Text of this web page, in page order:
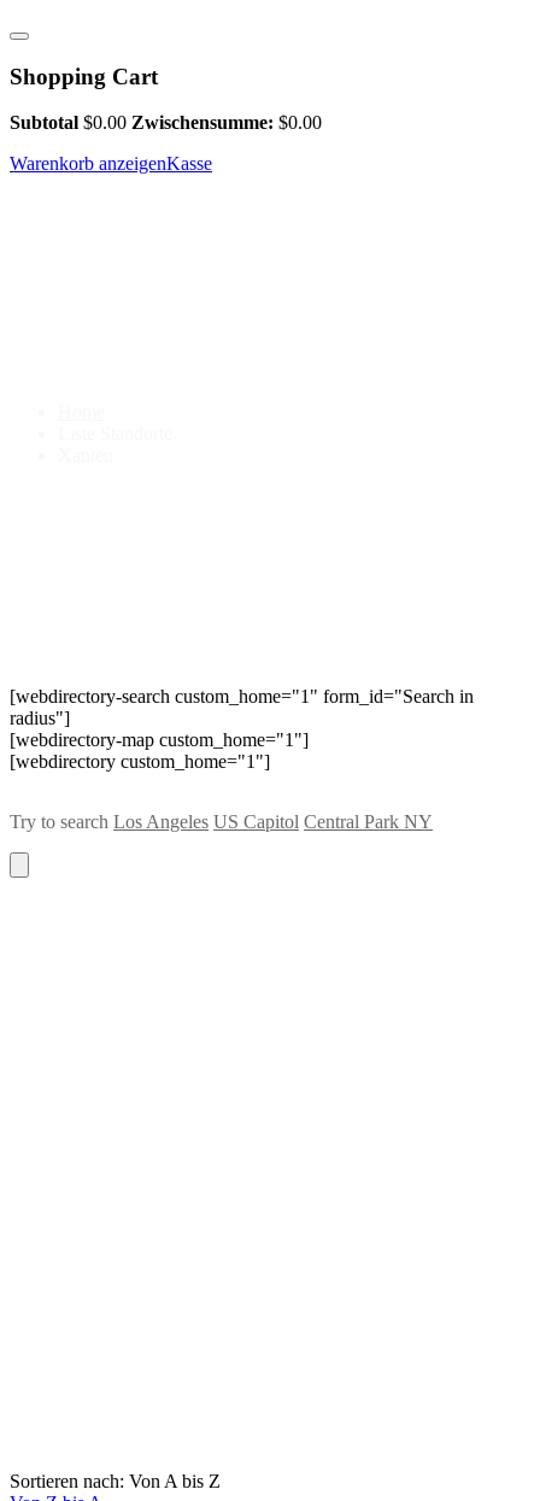
Shopping Cart
Subtotal $0.00 Zwischensumme: $0.00
Warenkorb anzeigenKasse
[webdirectory-search custom_home="1" form_id="Search in
radius"]
[webdirectory-map custom_home="1"]
[webdirectory custom_home="1"]
Try to search Los Angeles US Capitol Central Park NY
Sortieren nach: Von A bis Z